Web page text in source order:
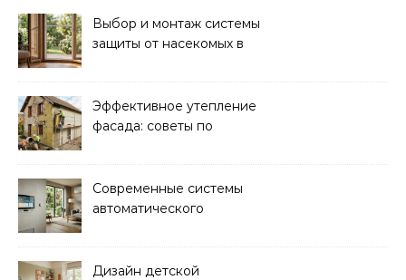
Выбор и монтаж системы
защиты от насекомых в
Эффективное утепление
фасада: советы по
Современные системы
автоматического
Дизайн детской